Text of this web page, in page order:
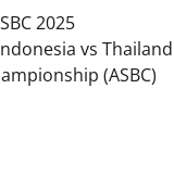
2025
vs Thailand
(ASBC)